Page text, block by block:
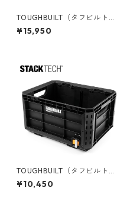
TOUGHBUILT（タフビルト）S
TACK TECH(スタックテック)
１ドロワー収納ボックス TB-B
¥15,950
TOUGHBUILT（タフビルト）S
TACK TECH(スタックテック)
クレートボックス TB-B1-X-5
¥10,450